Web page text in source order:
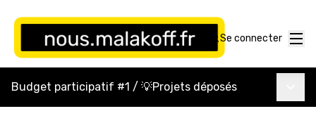
Se connecter
Budget participatif #1 / 💡Projets déposés